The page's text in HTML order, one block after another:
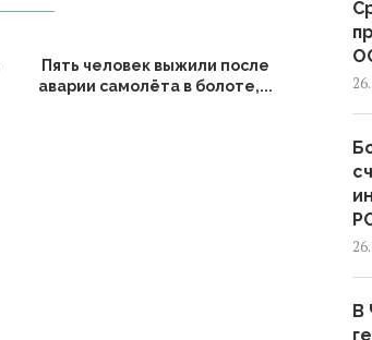
Пять человек выжили после
аварии самолёта в болоте,...
В